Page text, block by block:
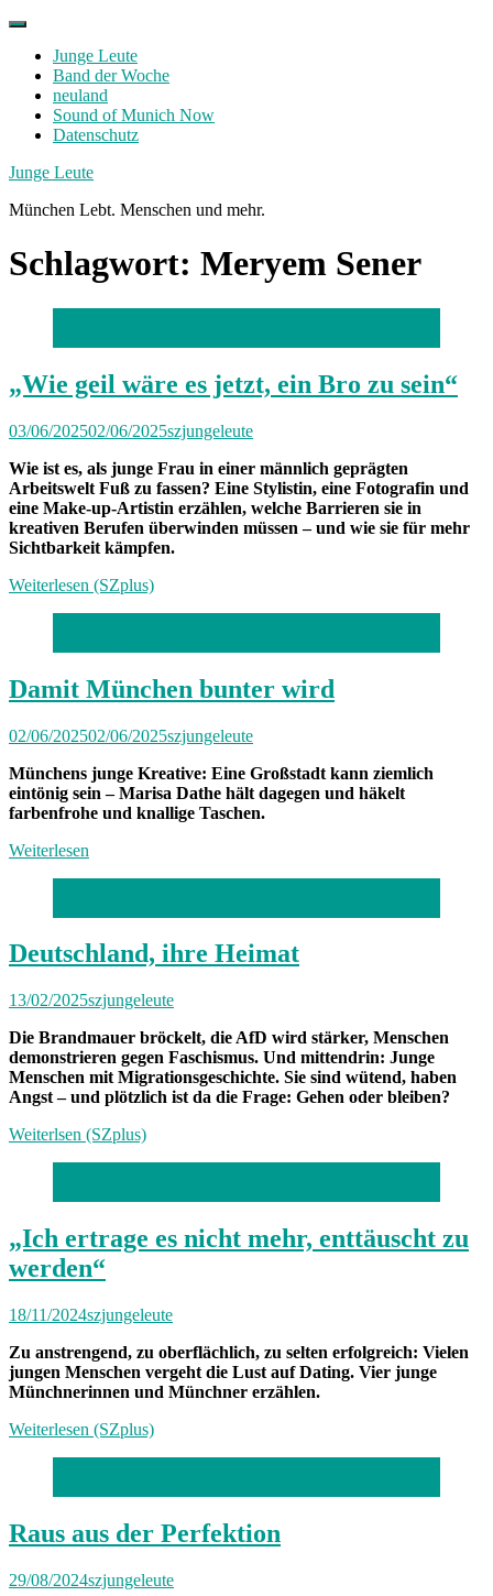
Skip
contentJunge Leute
Band der Woche
neuland
Sound of Munich Now
Datenschutz
Facebook
Twitter
Instagram
Junge Leute
München Lebt. Menschen und mehr.
Schlagwort: Meryem Sener
„Wie geil wäre es jetzt, ein Bro zu sein“
03/06/202502/06/2025szjungeleute
Wie ist es, als junge Frau in einer männlich geprägten
Arbeitswelt Fuß zu fassen? Eine Stylistin, eine Fotografin und
eine Make-up-Artistin erzählen, welche Barrieren sie in
kreativen Berufen überwinden müssen – und wie sie für mehr
Sichtbarkeit kämpfen.
Weiterlesen (SZplus)
Damit München bunter wird
02/06/202502/06/2025szjungeleute
Münchens junge Kreative: Eine Großstadt kann ziemlich
eintönig sein – Marisa Dathe hält dagegen und häkelt
farbenfrohe und knallige Taschen.
Weiterlesen
Deutschland, ihre Heimat
13/02/2025szjungeleute
Die Brandmauer bröckelt, die AfD wird stärker, Menschen
demonstrieren gegen Faschismus. Und mittendrin: Junge
Menschen mit Migrationsgeschichte. Sie sind wütend, haben
Angst – und plötzlich ist da die Frage: Gehen oder bleiben?
Weiterlsen (SZplus)
„Ich ertrage es nicht mehr, enttäuscht zu
werden“
18/11/2024szjungeleute
Zu anstrengend, zu oberflächlich, zu selten erfolgreich: Vielen
jungen Menschen vergeht die Lust auf Dating. Vier junge
Münchnerinnen und Münchner erzählen.
Weiterlesen (SZplus)
Raus aus der Perfektion
29/08/2024szjungeleute